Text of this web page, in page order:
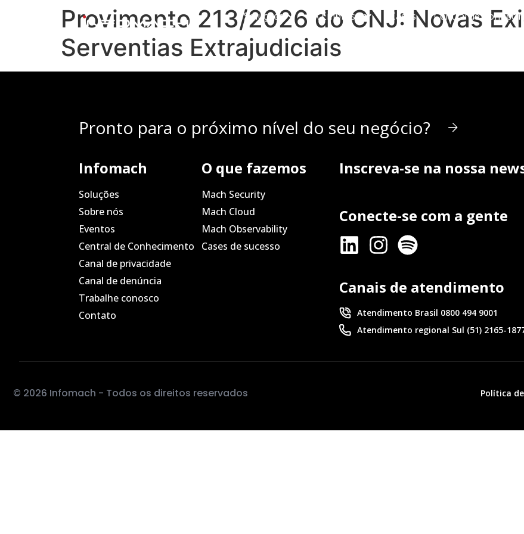
Soluções A Empresa Cases
Central de
Provimento 213/2026 do CNJ: Novas
Serventias Extrajudiciais
Pronto para o próximo nível do seu negócio?
Infomach
Soluções
Sobre nós
Eventos
Central de Conhecimento
Canal de privacidade
Canal de denúncia
Trabalhe conosco
Contato
O que fazemos
Mach Security
Mach Cloud
Mach Observability
Cases de sucesso
Inscreva-se na nossa
Conecte-se com a gente
Canais de atendimento
Atendimento Brasil 0800 494 9001
Atendimento regional Sul (51) 2165-
© 2026 Infomach - Todos os direitos reservados Política